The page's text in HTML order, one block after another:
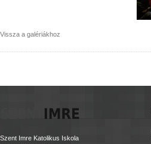
Vissza a galériákhoz
Szent Imre Katolikus Iskola